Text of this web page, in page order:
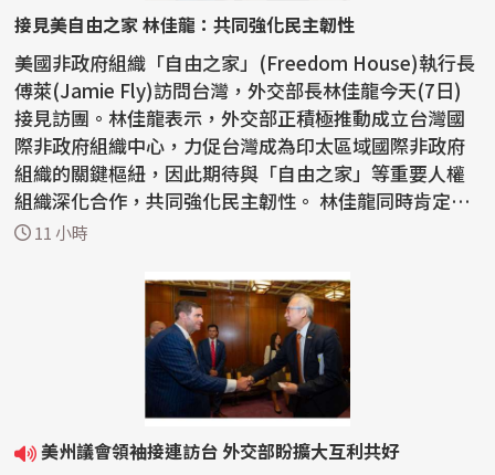
接見美自由之家 林佳龍：共同強化民主韌性
美國非政府組織「自由之家」(Freedom House)執行長
傅萊(Jamie Fly)訪問台灣，外交部長林佳龍今天(7日)
接見訪團。林佳龍表示，外交部正積極推動成立台灣國
際非政府組織中心，力促台灣成為印太區域國際非政府
組織的關鍵樞紐，因此期待與「自由之家」等重要人權
組織深化合作，共同強化民主韌性。 林佳龍同時肯定
「自由之...
11 小時
美州議會領袖接連訪台 外交部盼擴大互利共好